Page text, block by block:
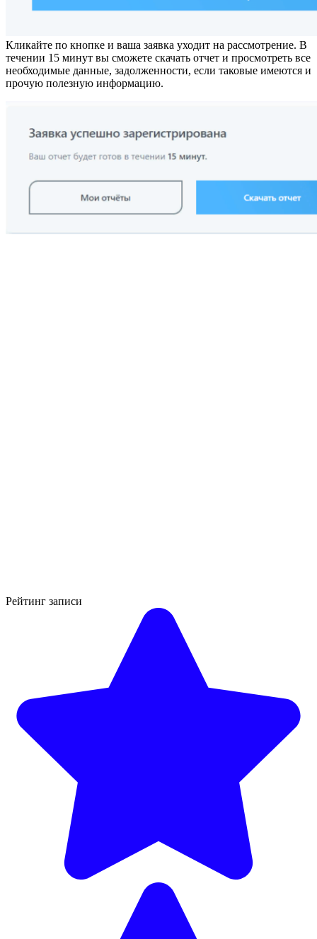
Кликайте по кнопке и ваша заявка уходит на рассмотрение. В
течении 15 минут вы сможете скачать отчет и просмотреть все
необходимые данные, задолженности, если таковые имеются и
прочую полезную информацию.
Рейтинг записи